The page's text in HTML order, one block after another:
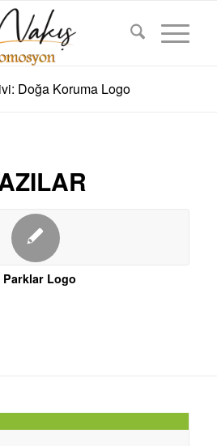
Doğa Koruma Logo
Parklar Logo